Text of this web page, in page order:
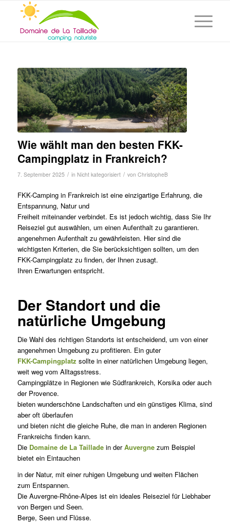
Wie wählt man den besten FKK-
Campingplatz in Frankreich?
7. September 2025 / in Nicht kategorisiert / von ChristopheB
FKK-Camping in Frankreich ist eine einzigartige Erfahrung, die
Entspannung, Natur und
Freiheit miteinander verbindet. Es ist jedoch wichtig, dass Sie Ihr
Reiseziel gut auswählen, um einen Aufenthalt zu garantieren.
angenehmen Aufenthalt zu gewährleisten. Hier sind die
wichtigsten Kriterien, die Sie berücksichtigen sollten, um den
FKK-Campingplatz zu finden, der Ihnen zusagt.
Ihren Erwartungen entspricht.
Der Standort und die
natürliche Umgebung
Die Wahl des richtigen Standorts ist entscheidend, um von einer
angenehmen Umgebung zu profitieren. Ein guter
FKK-Campingplatz sollte in einer natürlichen Umgebung liegen,
weit weg vom Alltagsstress.
Campingplätze in Regionen wie Südfrankreich, Korsika oder auch
der Provence.
bieten wunderschöne Landschaften und ein günstiges Klima, sind
aber oft überlaufen
und bieten nicht die gleiche Ruhe, die man in anderen Regionen
Frankreichs finden kann.
Die Domaine de La Tailladein derAuvergnezum Beispiel
bietet ein Eintauchen
in der Natur, mit einer ruhigen Umgebung und weiten Flächen
zum Entspannen.
Die Auvergne-Rhône-Alpes ist ein ideales Reiseziel für Liebhaber
von Bergen und Seen.
Berge, Seen und Flüsse.